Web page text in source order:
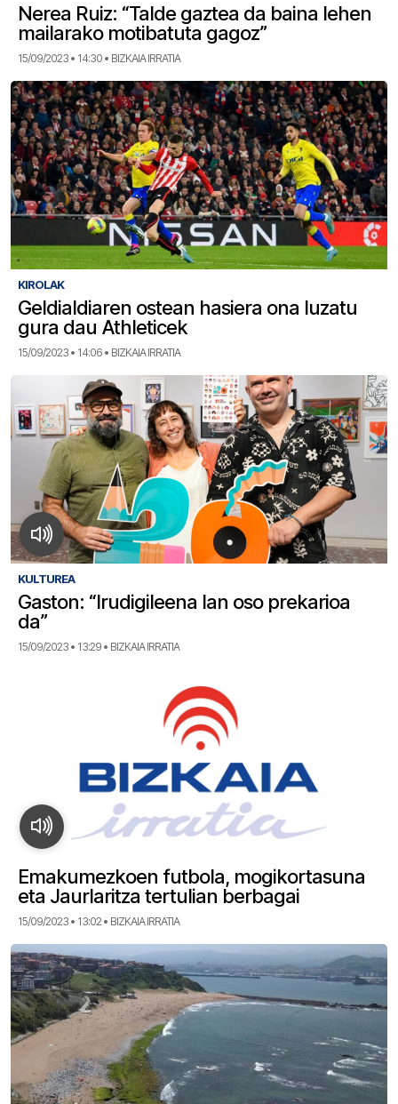
Nerea Ruiz: “Talde gaztea da baina lehen
mailarako motibatuta gagoz”
15/09/2023 • 14:30 • BIZKAIA IRRATIA
KIROLAK
Geldialdiaren ostean hasiera ona luzatu
gura dau Athleticek
15/09/2023 • 14:06 • BIZKAIA IRRATIA
KULTUREA
Gaston: “Irudigileena lan oso prekarioa
da”
15/09/2023 • 13:29 • BIZKAIA IRRATIA
Emakumezkoen futbola, mogikortasuna
eta Jaurlaritza tertulian berbagai
15/09/2023 • 13:02 • BIZKAIA IRRATIA